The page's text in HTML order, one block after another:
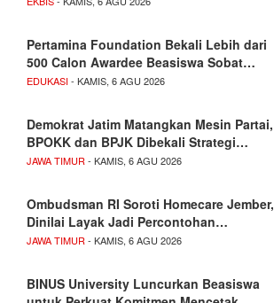
Pertamina Foundation Bekali Lebih dari
500 Calon Awardee Beasiswa Sobat…
EDUKASI- KAMIS, 6 AGU 2026
Demokrat Jatim Matangkan Mesin Partai,
BPOKK dan BPJK Dibekali Strategi…
JAWA TIMUR - KAMIS, 6 AGU 2026
Ombudsman RI Soroti Homecare Jember,
Dinilai Layak Jadi Percontohan…
JAWA TIMUR - KAMIS, 6 AGU 2026
BINUS University Luncurkan Beasiswa